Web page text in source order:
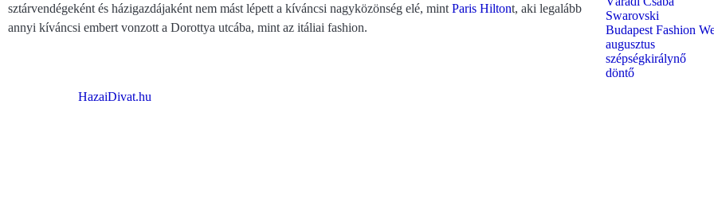
sztárvendégeként és házigazdájaként nem mást lépett a kíváncsi nagyközönség elé, mint Paris Hiltont, aki legalább
annyi kíváncsi embert vonzott a Dorottya utcába, mint az itáliai fashion.
HazaiDivat.hu
Swarovski
Budapest Fashion
augusztus
szépségkirálynő
döntő